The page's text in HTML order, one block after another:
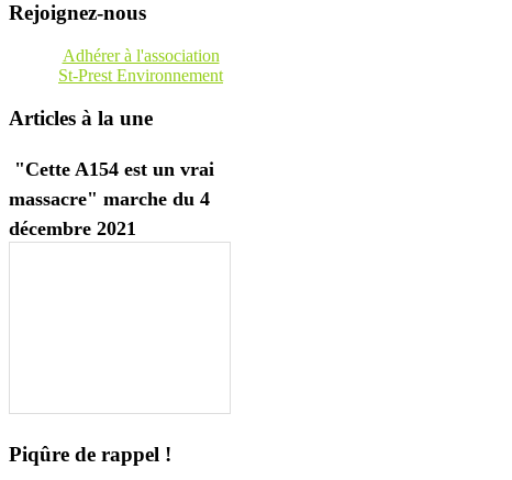
Rejoignez-nous
Adhérer à l'association
St-Prest Environnement
Articles à la une
"Cette A154 est un vrai
massacre" marche du 4
décembre 2021
Piqûre de rappel !